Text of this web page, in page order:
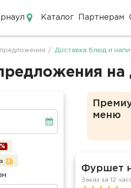
Каталог Партнерам
/ Доставка блюд и
меню
Фуршет
Заказ за 12